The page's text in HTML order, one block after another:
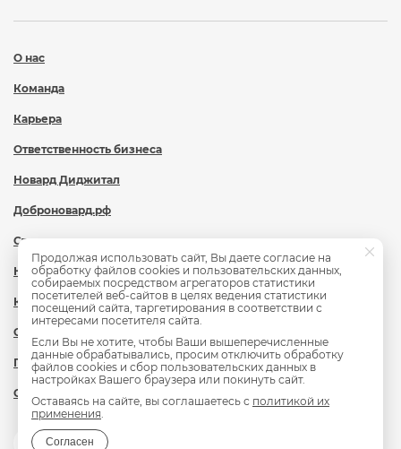
О нас
Команда
Карьера
Ответственность бизнеса
Новард Диджитал
Доброновард.рф
Статьи
Новости
Контакты
Охрана труда
Политика обработки персональных данных
Сведения об образовательной организации
Продолжая использовать сайт, Вы даете согласие на
обработку файлов cookies и пользовательских данных,
собираемых посредством агрегаторов статистики
посетителей веб-сайтов в целях ведения статистики
посещений сайта, таргетирования в соответствии с
интересами посетителя сайта.
Если Вы не хотите, чтобы Ваши вышеперечисленные
данные обрабатывались, просим отключить обработку
файлов cookies и сбор пользовательских данных в
настройках Вашего браузера или покинуть сайт.
Оставаясь на сайте, вы соглашаетесь с политикой их
применения.
Согласен